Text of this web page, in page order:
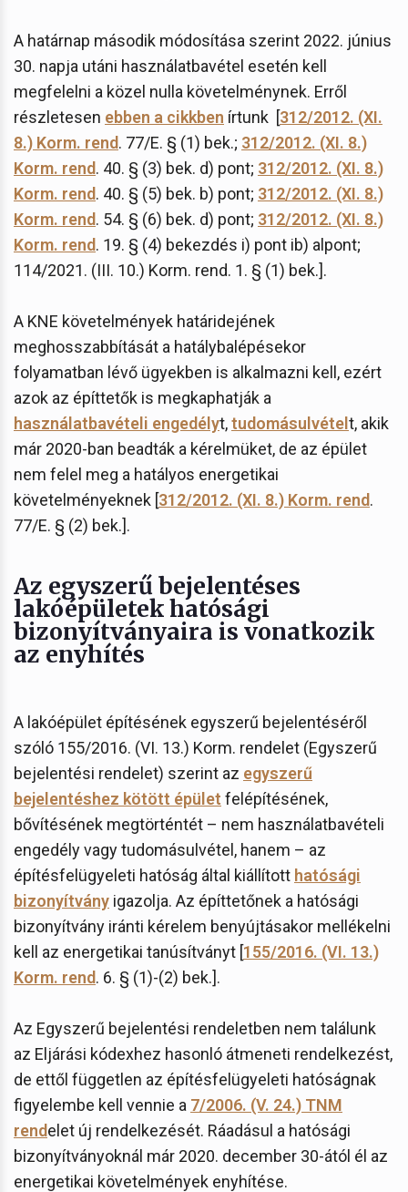
A határnap második módosítása szerint 2022. június
30. napja utáni használatbavétel esetén kell
megfelelni a közel nulla követelménynek. Erről
részletesen ebben a cikkben írtunk [312/2012. (XI.
8.) Korm. rend. 77/E. § (1) bek.; 312/2012. (XI. 8.)
Korm. rend. 40. § (3) bek. d) pont; 312/2012. (XI. 8.)
Korm. rend. 40. § (5) bek. b) pont; 312/2012. (XI. 8.)
Korm. rend. 54. § (6) bek. d) pont; 312/2012. (XI. 8.)
Korm. rend. 19. § (4) bekezdés i) pont ib) alpont;
114/2021. (III. 10.) Korm. rend. 1. § (1) bek.].
A KNE követelmények határidejének
meghosszabbítását a hatálybalépésekor
folyamatban lévő ügyekben is alkalmazni kell, ezért
azok az építtetők is megkaphatják a
használatbavételi engedélyt,tudomásulvétel t, akik
már 2020-ban beadták a kérelmüket, de az épület
nem felel meg a hatályos energetikai
követelményeknek [312/2012. (XI. 8.) Korm. rend.
77/E. § (2) bek.].
Az egyszerű bejelentéses
lakóépületek hatósági
bizonyítványaira is vonatkozik
az enyhítés
A lakóépület építésének egyszerű bejelentéséről
szóló 155/2016. (VI. 13.) Korm. rendelet (Egyszerű
bejelentési rendelet) szerint az egyszerű
bejelentéshez kötött épület felépítésének,
bővítésének megtörténtét – nem használatbavételi
engedély vagy tudomásulvétel, hanem – az
építésfelügyeleti hatóság által kiállított hatósági
bizonyítvány igazolja. Az építtetőnek a hatósági
bizonyítvány iránti kérelem benyújtásakor mellékelni
kell az energetikai tanúsítványt [155/2016. (VI. 13.)
Korm. rend. 6. § (1)-(2) bek.].
Az Egyszerű bejelentési rendeletben nem találunk
az Eljárási kódexhez hasonló átmeneti rendelkezést,
de ettől független az építésfelügyeleti hatóságnak
figyelembe kell vennie a 7/2006. (V. 24.) TNM
rendelet új rendelkezését. Ráadásul a hatósági
bizonyítványoknál már 2020. december 30-ától él az
energetikai követelmények enyhítése.